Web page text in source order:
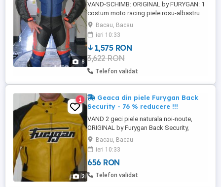
8
VAND-SCHIMB: ORIGINAL by FURYGAN: 1
costum moto racing piele rosu-albastru
marimea 52- 42 (Kevlar reinforced) Made
in France pret eticheta 1009 euro, se vinde
cu 300 euro, -70%, 2 geci moto din piele
culoare galben-negru marimea M, pret
eticheta 576 euro buc se da cu 140 euro
buc. -75%, sau 250 euro ...
Bacau, Bacau
ieri 10:33
1,575 RON
3,622 RON
Telefon validat
2
1
Geaca din piele Furygan Back
Security - 76 % reducere !!!
VAND 2 geci piele naturala noi-noute,
ORIGINAL by Furygan Back Security,
marimea M, culoare galben-negru.
Provenienta UE. Pret eticheta 576 euro 1
buc., se vinde cu 140 euro buc. sau 250
euro ambele. "ORIGINAL" de la Furygan"
PRODUS NOU! Platiti 24% din valoarea
Bacau, Bacau
ieri 10:33
656 RON
Telefon validat